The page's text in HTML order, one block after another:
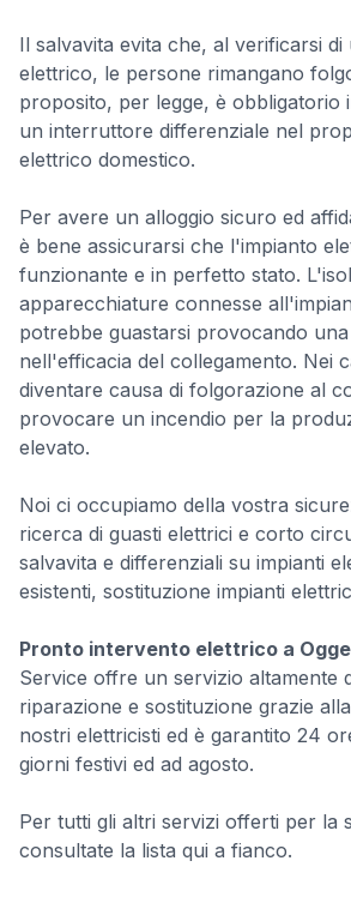
Il salvavita evita che, al verificarsi di
elettrico, le persone rimangano
proposito, per legge, è obbligatorio
un interruttore differenziale nel
elettrico domestico.
Per avere un alloggio sicuro ed
è bene assicurarsi che l'impianto
funzionante e in perfetto stato.
apparecchiature connesse
potrebbe guastarsi provocando
nell'efficacia del collegamento. Nei
diventare causa di folgorazione al
provocare un incendio per la
elevato.
Noi ci occupiamo della vostra
ricerca di guasti elettrici e corto
salvavita e differenziali su impianti
esistenti, sostituzione impianti
Pronto intervento elettrico a
Service offre un servizio altamente
riparazione e sostituzione grazie
nostri elettricisti ed è garantito 24
giorni festivi ed ad agosto.
Per tutti gli altri servizi offerti per la
consultate la lista qui a fianco.